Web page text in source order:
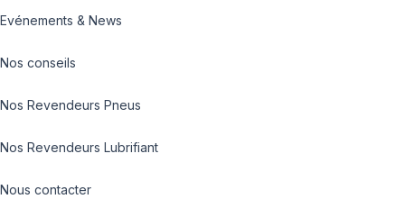
Evénements & News
Nos conseils
Nos Revendeurs Pneus
Nos Revendeurs Lubrifiant
Nous contacter